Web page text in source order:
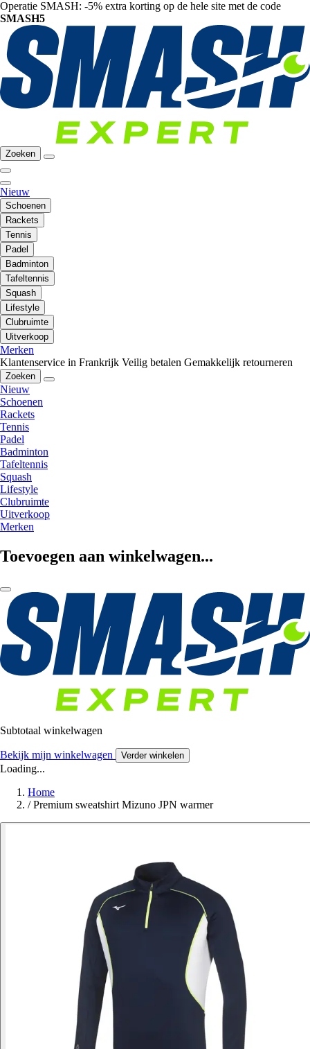
Operatie SMASH: -5% extra korting op de hele site met de code
SMASH5
Zoeken
Nieuw
Schoenen
Rackets
Tennis
Padel
Badminton
Tafeltennis
Squash
Lifestyle
Clubruimte
Uitverkoop
Merken
Klantenservice in Frankrijk Veilig betalen Gemakkelijk retourneren
Zoeken
Nieuw
Schoenen
Rackets
Tennis
Padel
Badminton
Tafeltennis
Squash
Lifestyle
Clubruimte
Uitverkoop
Merken
Toevoegen aan winkelwagen...
Subtotaal winkelwagen
Bekijk mijn winkelwagen Verder winkelen
Loading...
Home
/ Premium sweatshirt Mizuno JPN warmer